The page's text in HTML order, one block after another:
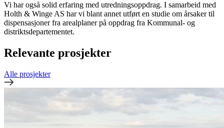
Vi har også solid erfaring med utredningsoppdrag. I samarbeid med
Holth & Winge AS har vi blant annet utført en studie om årsaker til
dispensasjoner fra arealplaner på oppdrag fra Kommunal- og
distriktsdepartementet.
Relevante prosjekter
Alle prosjekter